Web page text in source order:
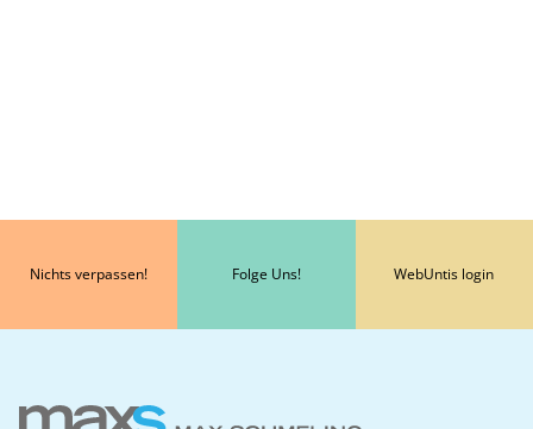
Nichts verpassen! Folge Uns! WebUntis login